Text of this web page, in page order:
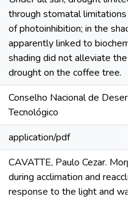
through stomatal limitations
of photoinhibition; in the
apparently linked to
shading did not alleviate the
drought on the coffee tree.
Conselho Nacional de
Tecnológico
application/pdf
CAVATTE, Paulo Cezar.
during acclimation and
response to the light and